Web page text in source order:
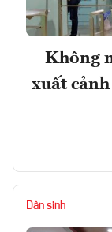
Không
xuất
Dân sinh